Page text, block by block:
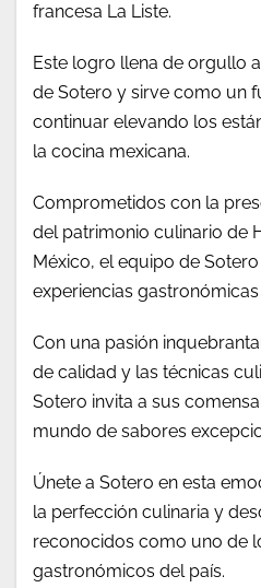
francesa La Liste.
Este logro llena de orgullo
de Sotero y sirve como un
continuar elevando los
la cocina mexicana.
Comprometidos con la
del patrimonio culinario de
México, el equipo de
experiencias
Con una pasión
de calidad y las técnicas
Sotero invita a sus
mundo de sabores
Únete a Sotero en esta
la perfección culinaria y
reconocidos como uno de
gastronómicos del país.